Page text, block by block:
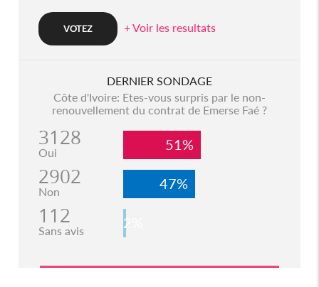
+ Voir les resultats
DERNIER SONDAGE
Côte d'Ivoire: Etes-vous surpris par le non-
renouvellement du contrat de Emerse Faé ?
3128
Oui 51%
2902
Non 47%
112
Sans avis 2%